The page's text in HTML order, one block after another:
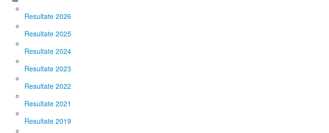
Resultate 2026
Resultate 2025
Resultate 2024
Resultate 2023
Resultate 2022
Resultate 2021
Resultate 2019